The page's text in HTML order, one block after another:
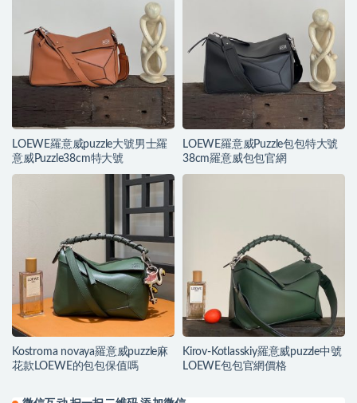
LOEWE羅意威puzzle大號男士羅
意威Puzzle38cm特大號
LOEWE羅意威Puzzle包包特大號
38cm羅意威包包官網
Kostroma novaya羅意威puzzle麻
花款LOEWE的包包保值嗎
Kirov-Kotlasskiy羅意威puzzle中號
LOEWE包包官網價格